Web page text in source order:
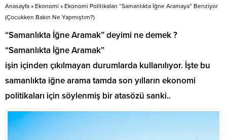
Anasayfa » Ekonomi » Ekonomi Politikaları “Samanlıkta İğne Aramaya” Benziyor
(Çocukken Bakın Ne Yapmıştım?)
“Samanlıkta İğne Aramak” deyimi ne demek ?
“Samanlıkta İğne Aramak”
işin içinden çıkılmayan durumlarda kullanılıyor. İşte bu
samanlıkta iğne arama tamda son yılların ekonomi
politikaları için söylenmiş bir atasözü sanki..